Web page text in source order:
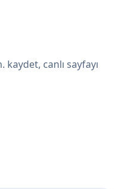
canlı sayfayı